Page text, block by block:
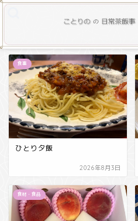
食事
ひとり夕飯
2026年8月3日
食材・食品